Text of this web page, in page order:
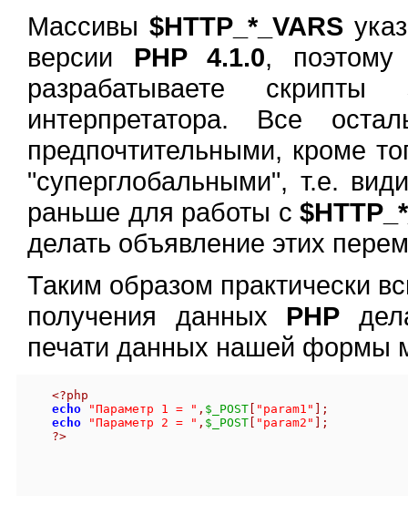
Массивы $HTTP_*_VARS
версии PHP 4.1.0,
разрабатываете
интерпретатора. Все
предпочтительными, кроме
"суперглобальными", т.е.
раньше для работы с
делать объявление этих
Таким образом практически
получения данных PHP
печати данных нашей формы
<?php
echo
"Параметр 1 = " , $_POST [ "param1" ];
echo
"Параметр 2 = " , $_POST [ "param2" ];
?>